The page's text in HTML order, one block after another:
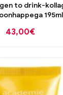
to drink-
195ml
43,00€